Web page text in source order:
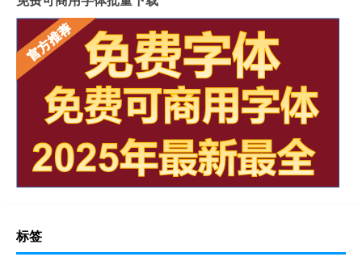
标签